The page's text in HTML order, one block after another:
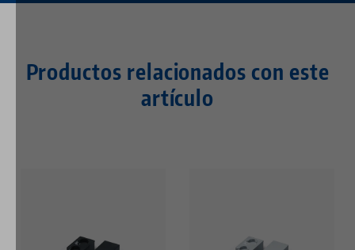
Productos relacionados con este
artículo